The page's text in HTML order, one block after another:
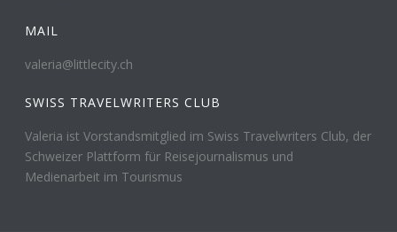
MAIL
valeria@littlecity.ch
SWISS TRAVELWRITERS CLUB
Valeria ist Vorstandsmitglied im Swiss Travelwriters Club, der
Schweizer Plattform für Reisejournalismus und
Medienarbeit im Tourismus